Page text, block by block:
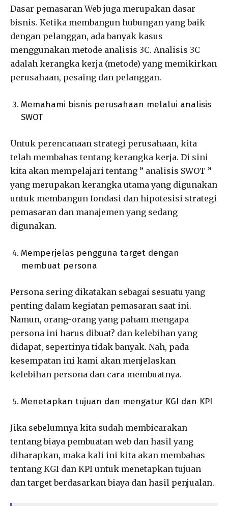
Dasar pemasaran Web juga merupakan dasar
bisnis. Ketika membangun hubungan yang baik
dengan pelanggan, ada banyak kasus
menggunakan metode analisis 3C. Analisis 3C
adalah kerangka kerja (metode) yang memikirkan
perusahaan, pesaing dan pelanggan.
Memahami bisnis perusahaan melalui analisis
SWOT
Untuk perencanaan strategi perusahaan, kita
telah membahas tentang kerangka kerja. Di sini
kita akan mempelajari tentang ” analisis SWOT ”
yang merupakan kerangka utama yang digunakan
untuk membangun fondasi dan hipotesisi strategi
pemasaran dan manajemen yang sedang
digunakan.
Memperjelas pengguna target dengan
membuat persona
Persona sering dikatakan sebagai sesuatu yang
penting dalam kegiatan pemasaran saat ini.
Namun, orang-orang yang paham mengapa
persona ini harus dibuat? dan kelebihan yang
didapat, sepertinya tidak banyak. Nah, pada
kesempatan ini kami akan menjelaskan
kelebihan persona dan cara membuatnya.
Menetapkan tujuan dan mengatur KGI dan KPI
Jika sebelumnya kita sudah membicarakan
tentang biaya pembuatan web dan hasil yang
diharapkan, maka kali ini kita akan membahas
tentang KGI dan KPI untuk menetapkan tujuan
dan target berdasarkan biaya dan hasil penjualan.